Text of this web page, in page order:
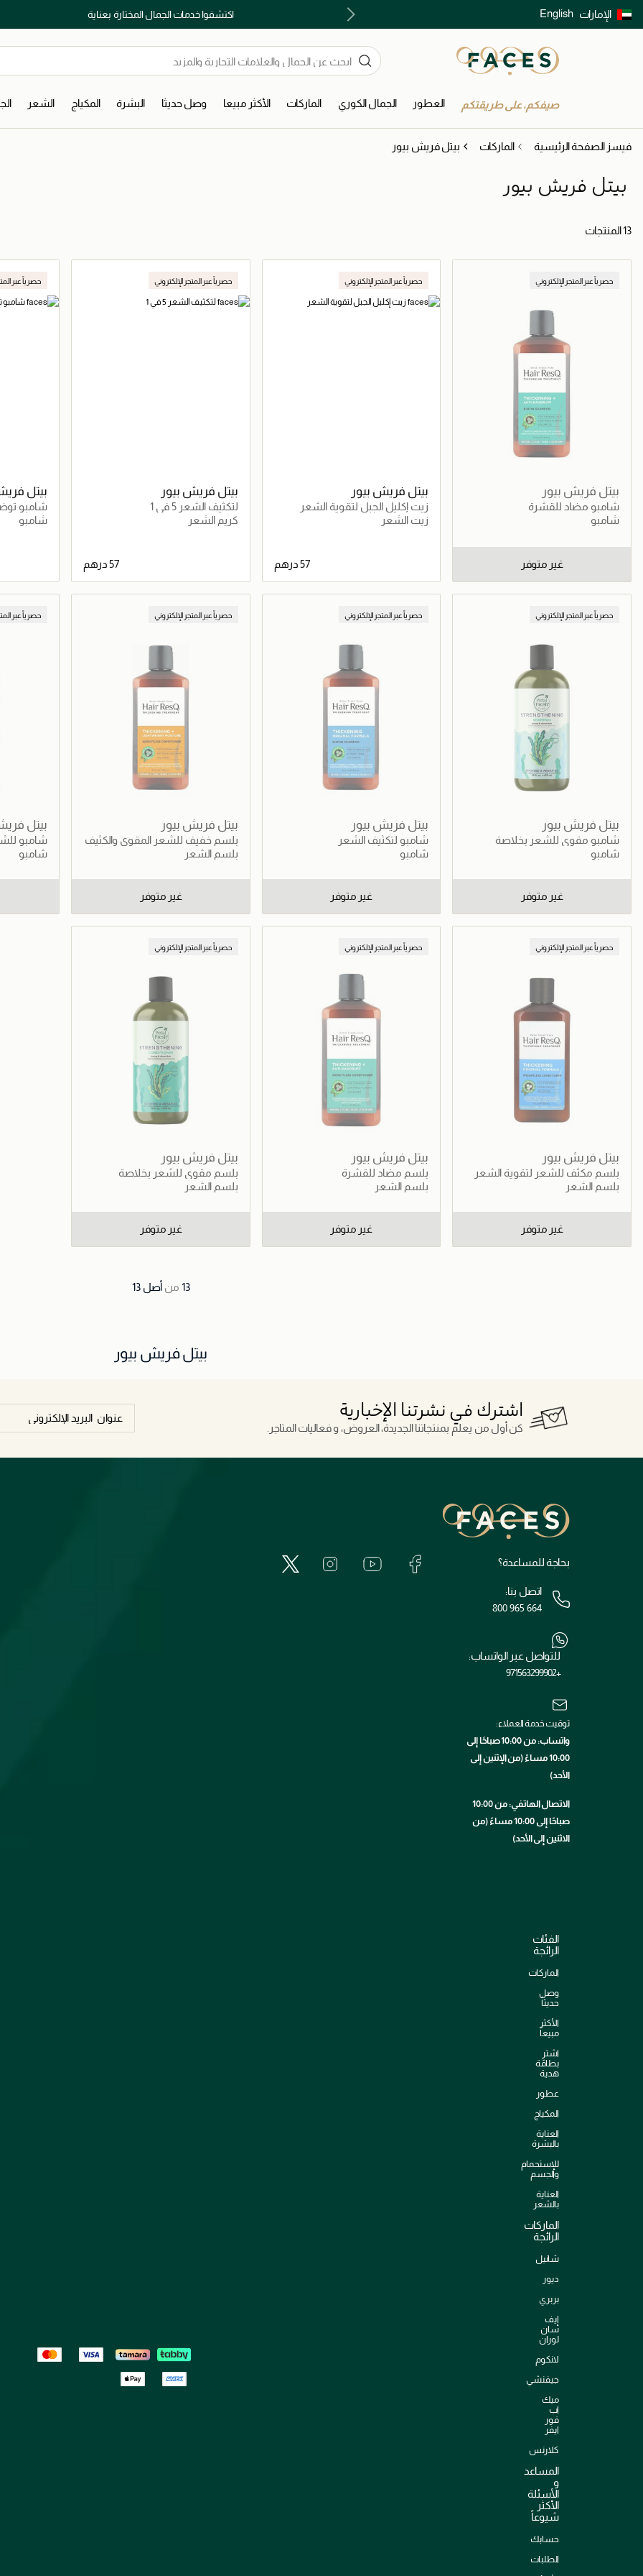
الإمارات English اكتشفوا خدمات الجمال المختارة بعناية توصيل سريع على جميع الطلبات ما فوق 299 درهم
صيفكم، على طريقتكم العطور الجمال الكوري الماركات الأكثر مبيعا وصل حديثا البشرة المكياج الشعر
فيسز الصفحة الرئيسية الماركات بيتل فريش بيور
بيتل فريش بيور
13 المنتجات
حصرياً عبر المتجر الإلكتروني
بيتل فريش بيور
شامبو مضاد للقشرة
شامبو
غير متوفر
حصرياً عبر المتجر الإلكتروني
بيتل فريش بيور
زيت إكليل الجبل لتقوية الشعر
زيت الشعر
⁦57⁩ درهم
جاري تحميل التفاصيل
حصرياً عبر المتجر الإلكتروني
بيتل فريش بيور
لتكثيف الشعر 5 في 1
كريم الشعر
جاري تحميل التفاصيل
حصرياً عبر
بيتل
شامبو
شامبو
حصرياً عبر المتجر الإلكتروني
بيتل فريش بيور
شامبو مقوي للشعر بخلاصة
الأعشاب البحرية وزيت الأرغان
شامبو
غير متوفر
حصرياً عبر المتجر الإلكتروني
بيتل فريش بيور
شامبو لتكثيف الشعر
شامبو
غير متوفر
حصرياً عبر المتجر الإلكتروني
بيتل فريش بيور
بلسم خفيف للشعر المقوى والكثيف
بلسم الشعر
غير متوفر
حصرياً عبر
بيتل
شامبو
شامبو
حصرياً عبر المتجر الإلكتروني
بيتل فريش بيور
بلسم مكثف للشعر لتقوية الشعر
بلسم الشعر
غير متوفر
حصرياً عبر المتجر الإلكتروني
بيتل فريش بيور
بلسم مضاد للقشرة
بلسم الشعر
غير متوفر
حصرياً عبر المتجر الإلكتروني
بيتل فريش بيور
بلسم مقوي للشعر بخلاصة
الأعشاب البحرية وزيت الأرغان
بلسم الشعر
غير متوفر
13 من أصل 13
بيتل فريش بيور
اشترك في نشرتنا الإخبارية
كن أول من يعلم بمنتجاتنا الجديدة، العروض، و فعاليات المتاجر.
بحاجة للمساعدة؟
اتصل بنا:
800 965 664
للتواصل عبر الواتساب:
+971563299902
توقيت خدمة العملاء:
واتساب: من 10:00 صباحًا إلى
10:00 مساءً (من الإثنين إلى
الأحد)
الاتصال الهاتفي: من 10:00
صباحًا إلى 10:00 مساءً (من
الاثنين إلى الأحد)
الفئات
الرائجة
الماركات
وصل
حديثاً
الأكثر
مبيعاً
اشترِ
بطاقة
هدية
عطور
المكياج
العناية
بالبشرة
للإستحمام
والجسم
العناية
بالشعر
الماركات
الرائجة
شانيل
ديور
بربري
إيف
سان
لوران
لانكوم
جيفنشي
ميك
اب
فور
ايفر
كلارنس
المساعد
و
الأسئلة
الأكثر
شيوعاً
حسابك
الطلبات